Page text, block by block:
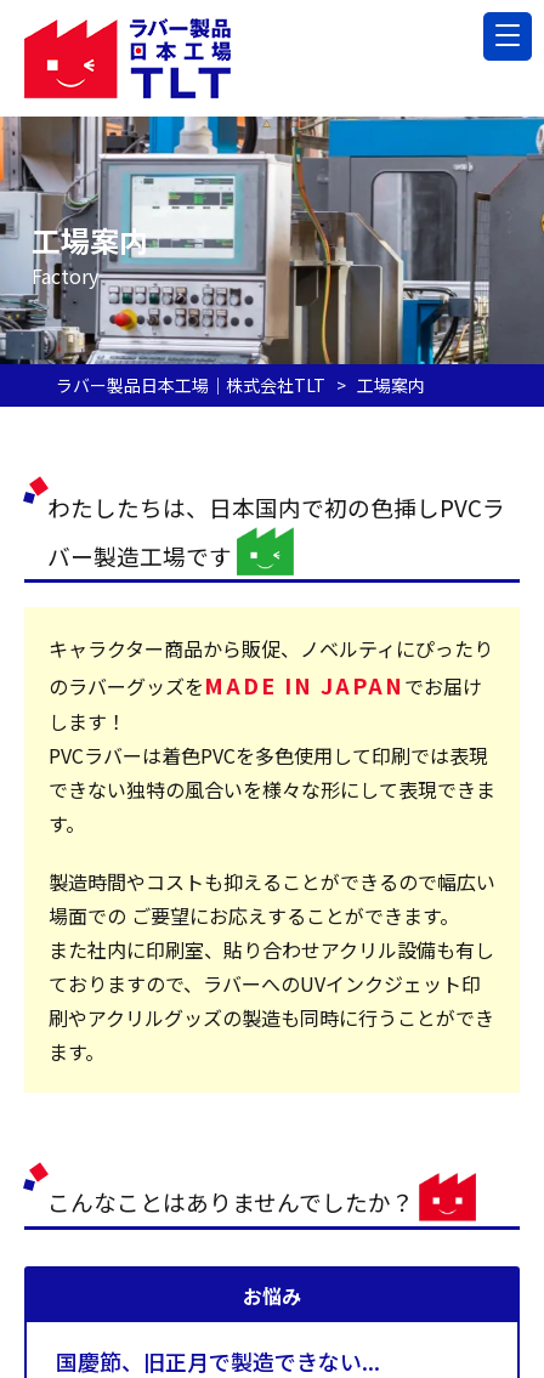
工場案内
Factory
ラバー製品日本工場｜株式会社TLT > 工場案内
わたしたちは、日本国内で初の色挿しPVCラ
バー製造工場です
キャラクター商品から販促、ノベルティにぴったり
のラバーグッズをMADE IN JAPAN でお届け
します！
PVCラバーは着色PVCを多色使用して印刷では表現
できない独特の風合いを様々な形にして表現できま
す。
製造時間やコストも抑えることができるので幅広い
場面での ご要望にお応えすることができます。
また社内に印刷室、貼り合わせアクリル設備も有し
ておりますので、ラバーへのUVインクジェット印
刷やアクリルグッズの製造も同時に行うことができ
ます。
こんなことはありませんでしたか？
お悩み
国慶節、旧正月で製造できない...